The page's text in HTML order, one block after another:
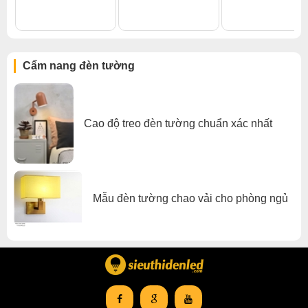
Cẩm nang đèn tường
Cao độ treo đèn tường chuẩn xác nhất
Mẫu đèn tường chao vải cho phòng ngủ